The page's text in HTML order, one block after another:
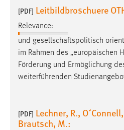
[PDF] Leitbildbroschuere
Relevance:
und gesellschaftspolitisch
im Rahmen des „europäischen
Förderung und Ermöglichung
weiterführenden
[PDF] Lechner, R.,
Brautsch, M.: